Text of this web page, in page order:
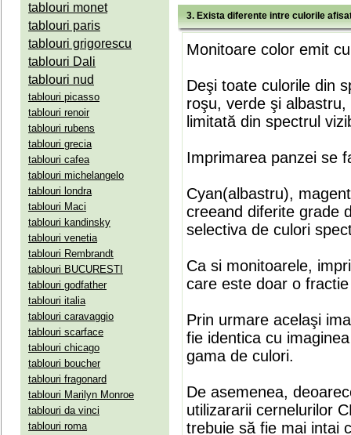
tablouri monet
tablouri paris
tablouri grigorescu
tablouri Dali
tablouri nud
tablouri picasso
tablouri renoir
tablouri rubens
tablouri grecia
tablouri cafea
tablouri michelangelo
tablouri londra
tablouri Maci
tablouri kandinsky
tablouri venetia
tablouri Rembrandt
tablouri BUCURESTI
tablouri godfather
tablouri italia
tablouri caravaggio
tablouri scarface
tablouri chicago
tablouri boucher
tablouri fragonard
tablouri Marilyn Monroe
tablouri da vinci
tablouri roma
3. Exista diferente intre culorile
Monitoare color emit
Deşi toate culorile din
roşu, verde şi
limitată din spectrul
Imprimarea panzei se
Cyan(albastru),
creeand diferite grade
selectiva de culori
Ca si monitoarele,
care este doar o
Prin urmare acelaşi
fie identica cu
gama de culori.
De asemenea,
utilizararii cernelurilor
trebuie să fie mai intai